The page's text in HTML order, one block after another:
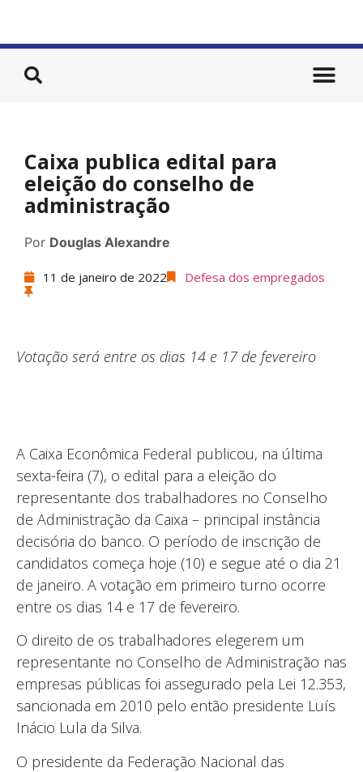
Caixa publica edital para
eleição do conselho de
administração
Por Douglas Alexandre
11 de janeiro de 2022 Defesa dos empregados
Votação será entre os dias 14 e 17 de fevereiro
A Caixa Econômica Federal publicou, na última
sexta-feira (7), o edital para a eleição do
representante dos trabalhadores no Conselho
de Administração da Caixa – principal instância
decisória do banco. O período de inscrição de
candidatos começa hoje (10) e segue até o dia 21
de janeiro. A votação em primeiro turno ocorre
entre os dias 14 e 17 de fevereiro.
O direito de os trabalhadores elegerem um
representante no Conselho de Administração nas
empresas públicas foi assegurado pela Lei 12.353,
sancionada em 2010 pelo então presidente Luís
Inácio Lula da Silva.
O presidente da Federação Nacional das